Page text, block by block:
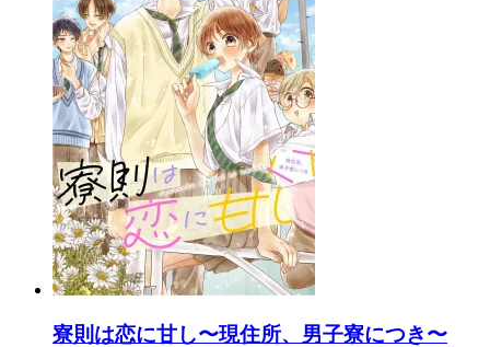
寮則は恋に甘し〜現住所、男子寮につき〜